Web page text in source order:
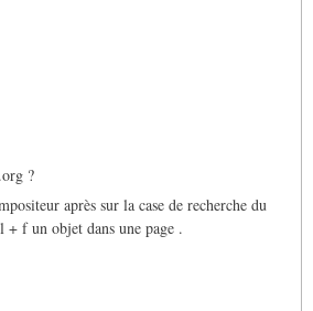
?
après sur la case de recherche du
f un objet dans une page .